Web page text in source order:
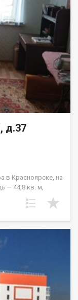
д.37
в Красноярске, на
— 44,8 кв. м,
панельного
интерьер по
по
находятся все
детские